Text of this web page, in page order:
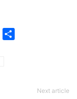
Next article